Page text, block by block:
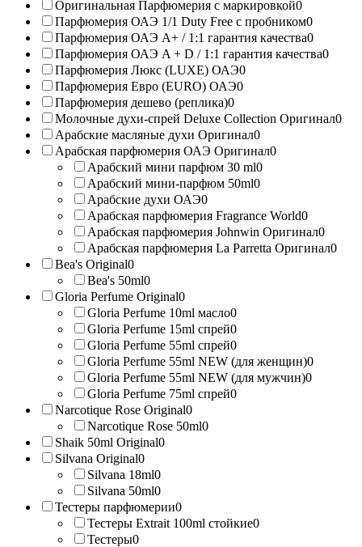
Оригинальная Парфюмерия с маркировкой0
Парфюмерия ОАЭ 1/1 Duty Free с пробником0
Парфюмерия ОАЭ A+ / 1:1 гарантия качества0
Парфюмерия ОАЭ A + D / 1:1 гарантия качества0
Парфюмерия Люкс (LUXE) ОАЭ0
Парфюмерия Евро (EURO) ОАЭ0
Парфюмерия дешево (реплика)0
Молочные духи-спрей Deluxe Collection Оригинал0
Арабские масляные духи Оригинал0
Арабская парфюмерия ОАЭ Оригинал0
Арабский мини парфюм 30 ml0
Арабский мини-парфюм 50ml0
Арабские духи ОАЭ0
Арабская парфюмерия Fragrance World0
Арабская парфюмерия Johnwin Оригинал0
Арабская парфюмерия La Parretta Оригинал0
Bea's Original0
Bea's 50ml0
Gloria Perfume Original0
Gloria Perfume 10ml масло0
Gloria Perfume 15ml спрей0
Gloria Perfume 55ml спрей0
Gloria Perfume 55ml NEW (для женщин)0
Gloria Perfume 55ml NEW (для мужчин)0
Gloria Perfume 75ml спрей0
Narcotique Rose Original0
Narcotique Rose 50ml0
Shaik 50ml Original0
Silvana Original0
Silvana 18ml0
Silvana 50ml0
Тестеры парфюмерии0
Тестеры Extrait 100ml стойкие0
Тестеры0